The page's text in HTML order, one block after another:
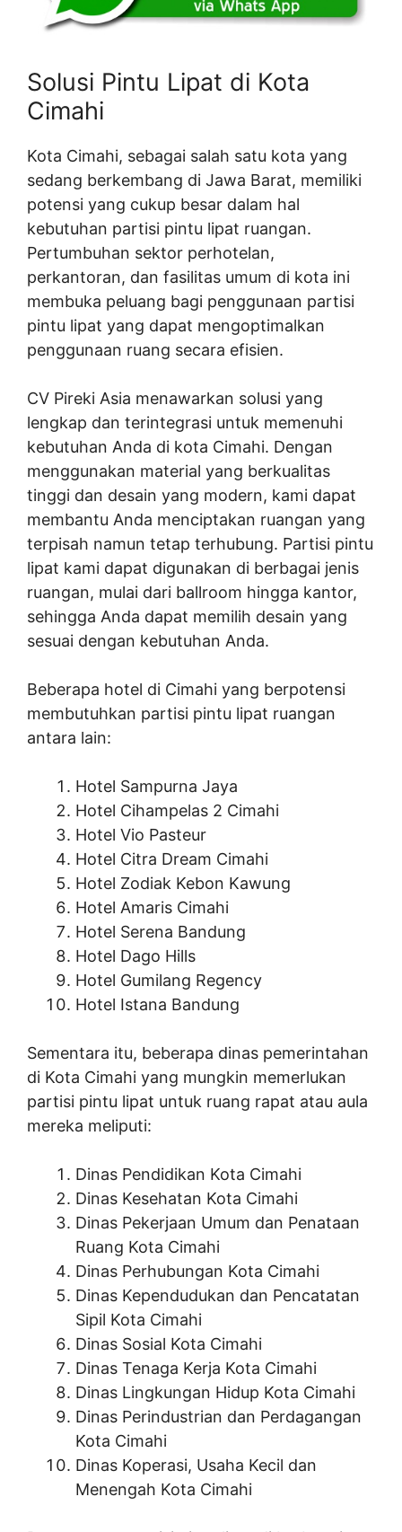
Solusi Pintu Lipat di Kota
Cimahi
Kota Cimahi, sebagai salah satu kota yang
sedang berkembang di Jawa Barat, memiliki
potensi yang cukup besar dalam hal
kebutuhan partisi pintu lipat ruangan.
Pertumbuhan sektor perhotelan,
perkantoran, dan fasilitas umum di kota ini
membuka peluang bagi penggunaan partisi
pintu lipat yang dapat mengoptimalkan
penggunaan ruang secara efisien.
CV Pireki Asia menawarkan solusi yang
lengkap dan terintegrasi untuk memenuhi
kebutuhan Anda di kota Cimahi. Dengan
menggunakan material yang berkualitas
tinggi dan desain yang modern, kami dapat
membantu Anda menciptakan ruangan yang
terpisah namun tetap terhubung. Partisi pintu
lipat kami dapat digunakan di berbagai jenis
ruangan, mulai dari ballroom hingga kantor,
sehingga Anda dapat memilih desain yang
sesuai dengan kebutuhan Anda.
Beberapa hotel di Cimahi yang berpotensi
membutuhkan partisi pintu lipat ruangan
antara lain:
Hotel Sampurna Jaya
Hotel Cihampelas 2 Cimahi
Hotel Vio Pasteur
Hotel Citra Dream Cimahi
Hotel Zodiak Kebon Kawung
Hotel Amaris Cimahi
Hotel Serena Bandung
Hotel Dago Hills
Hotel Gumilang Regency
Hotel Istana Bandung
Sementara itu, beberapa dinas pemerintahan
di Kota Cimahi yang mungkin memerlukan
partisi pintu lipat untuk ruang rapat atau aula
mereka meliputi:
Dinas Pendidikan Kota Cimahi
Dinas Kesehatan Kota Cimahi
Dinas Pekerjaan Umum dan Penataan
Ruang Kota Cimahi
Dinas Perhubungan Kota Cimahi
Dinas Kependudukan dan Pencatatan
Sipil Kota Cimahi
Dinas Sosial Kota Cimahi
Dinas Tenaga Kerja Kota Cimahi
Dinas Lingkungan Hidup Kota Cimahi
Dinas Perindustrian dan Perdagangan
Kota Cimahi
Dinas Koperasi, Usaha Kecil dan
Menengah Kota Cimahi